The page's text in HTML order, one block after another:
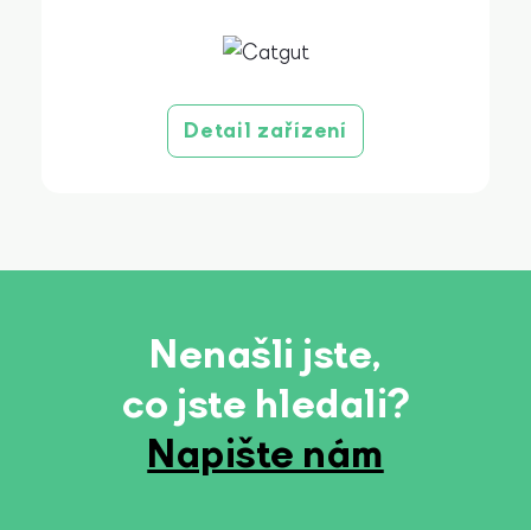
Detail zařízení
Nenašli jste,
co jste hledali?
Napište nám